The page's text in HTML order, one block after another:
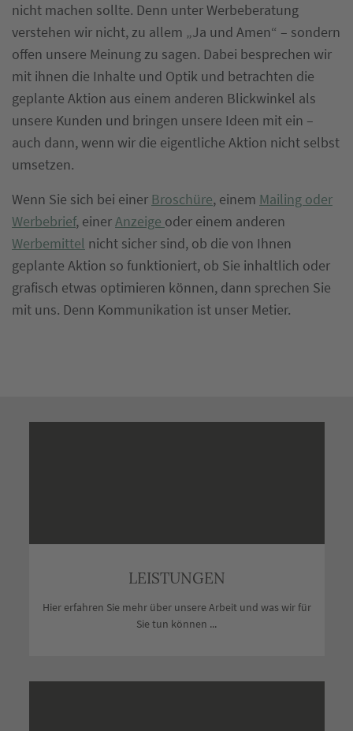
nicht machen sollte. Denn unter Werbeberatung
verstehen wir nicht, zu allem „Ja und Amen“ – sondern
offen unsere Meinung zu sagen. Dabei besprechen wir
mit ihnen die Inhalte und Optik und betrachten die
geplante Aktion aus einem anderen Blickwinkel als
unsere Kunden und bringen unsere Ideen mit ein –
auch dann, wenn wir die eigentliche Aktion nicht selbst
umsetzen.
Wenn Sie sich bei einer Broschüre, einem Mailing oder
Werbebrief, einerAnzeige oder einem anderen
Werbemittel nicht sicher sind, ob die von Ihnen
geplante Aktion so funktioniert, ob Sie inhaltlich oder
grafisch etwas optimieren können, dann sprechen Sie
mit uns. Denn Kommunikation ist unser Metier.
LEISTUNGEN
Hier erfahren Sie mehr über unsere Arbeit und was wir für
Sie tun können ...